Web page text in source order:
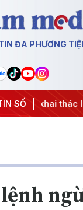
ĐA PHƯƠNG
SỐ
thác IUU